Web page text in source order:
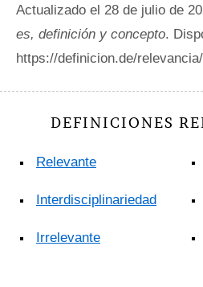
Actualizado el 28 de julio de
es, definición y concepto.
https://definicion.de/relevancia/
DEFINICIONES
Relevante
Interdisciplinariedad
Irrelevante